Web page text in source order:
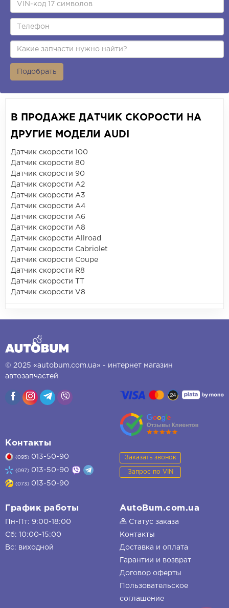
Подобрать
В ПРОДАЖЕ ДАТЧИК СКОРОСТИ НА
ДРУГИЕ МОДЕЛИ AUDI
Датчик скорости 100
Датчик скорости 80
Датчик скорости 90
Датчик скорости A2
Датчик скорости A3
Датчик скорости A4
Датчик скорости A6
Датчик скорости A8
Датчик скорости Allroad
Датчик скорости Cabriolet
Датчик скорости Coupe
Датчик скорости R8
Датчик скорости TT
Датчик скорости V8
© 2025 «autobum.com.ua» - интернет магазин
автозапчастей
Контакты
(095) 013-50-90
(097) 013-50-90
(073) 013-50-90
Заказать звонок
Запрос по VIN
График работы
Пн-Пт: 9:00-18:00
Сб: 10:00-15:00
Вс: виходной
AutoBum.com.ua
Статус заказа
Контакты
Доставка и оплата
Гарантии и возврат
Договор оферты
Пользовательское
соглашение